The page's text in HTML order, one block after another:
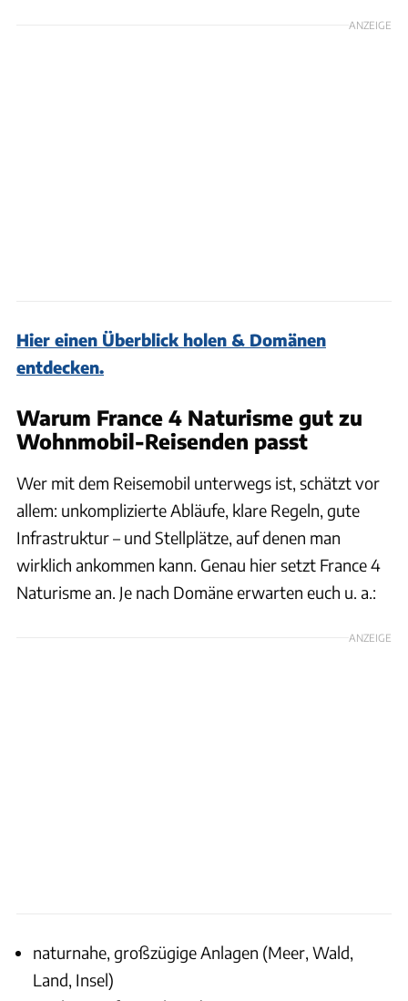
ANZEIGE
Hier einen Überblick holen & Domänen
entdecken.
Warum France 4 Naturisme gut zu
Wohnmobil-Reisenden passt
Wer mit dem Reisemobil unterwegs ist, schätzt vor
allem: unkomplizierte Abläufe, klare Regeln, gute
Infrastruktur – und Stellplätze, auf denen man
wirklich ankommen kann. Genau hier setzt France 4
Naturisme an. Je nach Domäne erwarten euch u. a.:
ANZEIGE
naturnahe, großzügige Anlagen (Meer, Wald,
Land, Insel)